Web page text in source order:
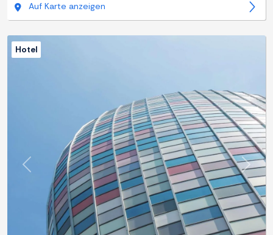
Auf Karte anzeigen
Zurück
Hotel